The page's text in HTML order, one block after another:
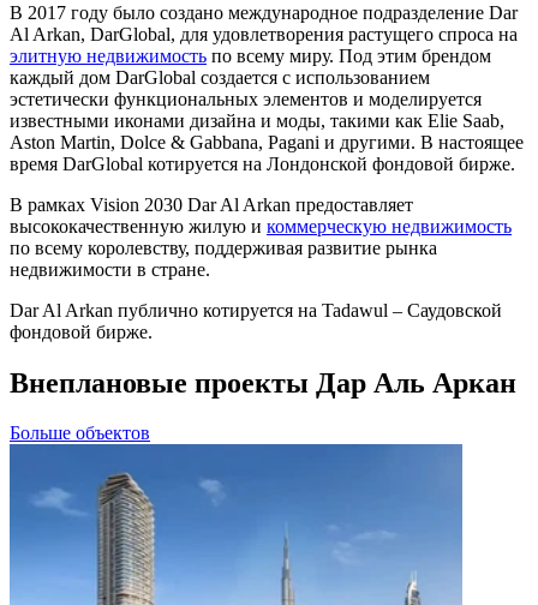
В 2017 году было создано международное подразделение Dar
Al Arkan, DarGlobal, для удовлетворения растущего спроса на
элитную недвижимость по всему миру. Под этим брендом
каждый дом DarGlobal создается с использованием
эстетически функциональных элементов и моделируется
известными иконами дизайна и моды, такими как Elie Saab,
Aston Martin, Dolce & Gabbana, Pagani и другими. В настоящее
время DarGlobal котируется на Лондонской фондовой бирже.
В рамках Vision 2030 Dar Al Arkan предоставляет
высококачественную жилую и коммерческую недвижимость
по всему королевству, поддерживая развитие рынка
недвижимости в стране.
Dar Al Arkan публично котируется на Tadawul – Саудовской
фондовой бирже.
Внеплановые проекты Дар Аль Аркан
Больше объектов